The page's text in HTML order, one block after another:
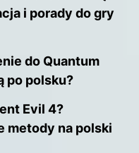
i porady do gry
do Quantum
po polsku?
Evil 4?
metody na polski